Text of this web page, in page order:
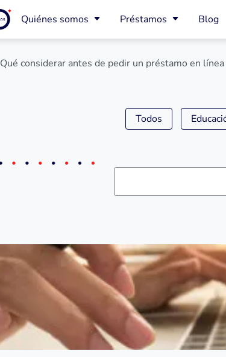
Quiénes somos Préstamos Blog
Qué considerar antes de pedir un préstamo en línea
Todos